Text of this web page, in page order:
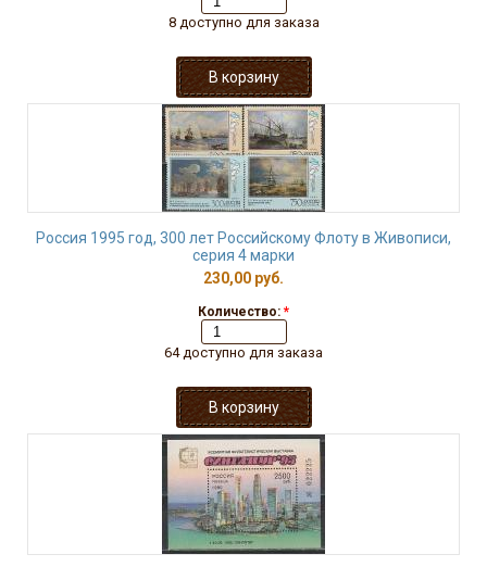
8 доступно для заказа
Россия 1995 год, 300 лет Российскому Флоту в Живописи,
серия 4 марки
230,00 руб.
Количество: *
64 доступно для заказа